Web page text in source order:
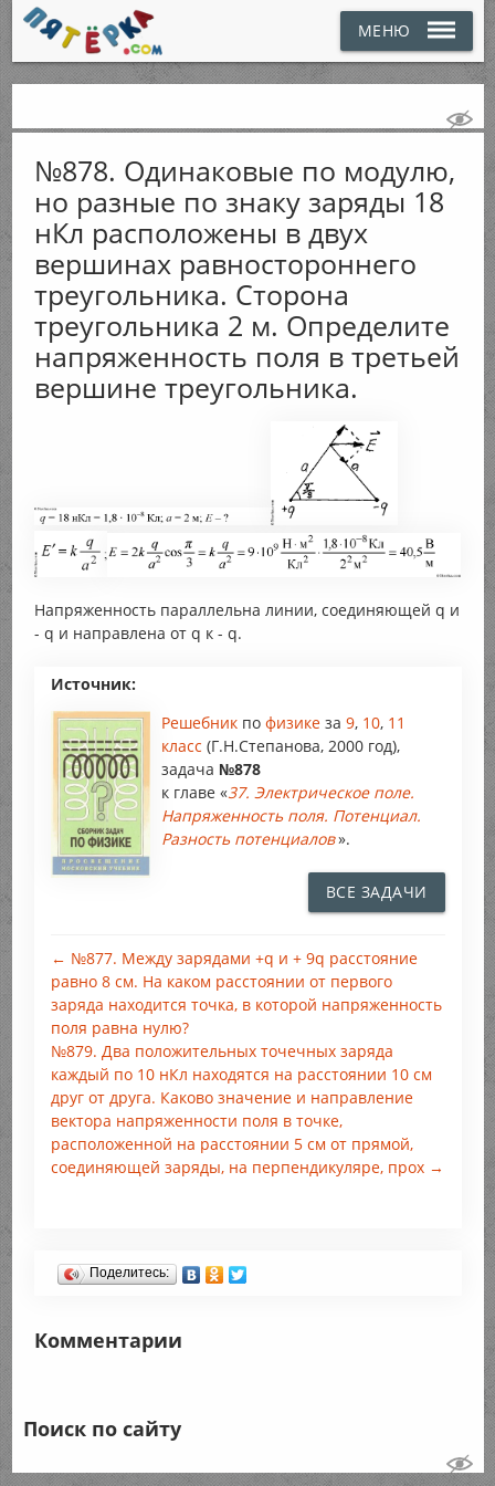
МЕНЮ
№878. Одинаковые по модулю,
но разные по знаку заряды 18
нКл расположены в двух
вершинах равностороннего
треугольника. Сторона
треугольника 2 м. Определите
напряженность поля в третьей
вершине треугольника.
Напряженность параллельна линии, соединяющей q и
- q и направлена от q к - q.
Источник:
Решебник по физике за 9, 10, 11
класс (Г.Н.Степанова, 2000 год),
задача №878
к главе «37. Электрическое поле.
Напряженность поля. Потенциал.
Разность потенциалов».
ВСЕ ЗАДАЧИ
← №877. Между зарядами +q и + 9q расстояние
равно 8 см. На каком расстоянии от первого
заряда находится точка, в которой напряженность
поля равна нулю?
№879. Два положительных точечных заряда
каждый по 10 нКл находятся на расстоянии 10 см
друг от друга. Каково значение и направление
вектора напряженности поля в точке,
расположенной на расстоянии 5 см от прямой,
соединяющей заряды, на перпендикуляре, прох →
Поделитесь:
Комментарии
Поиск по сайту